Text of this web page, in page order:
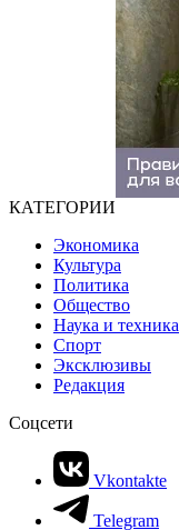
КАТЕГОРИИ
Экономика
Культура
Политика
Общество
Наука и техника
Спорт
Эксклюзивы
Редакция
Соцсети
Vkontakte
Telegram